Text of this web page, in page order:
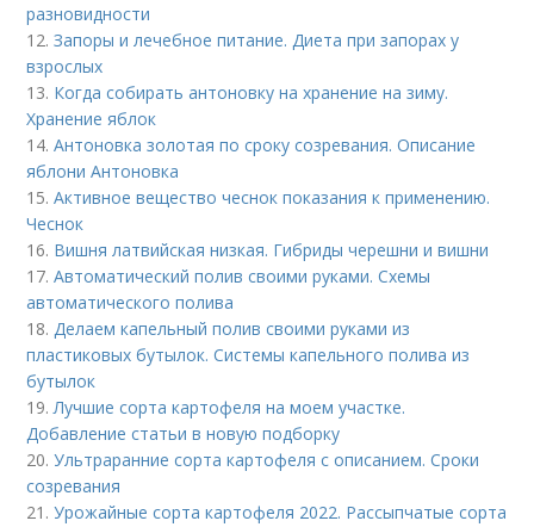
разновидности
12.Запоры и лечебное питание. Диета при запорах у
взрослых
13. Когда собирать антоновку на хранение на зиму.
Хранение яблок
14.Антоновка золотая по сроку созревания. Описание
яблони Антоновка
15.Активное вещество чеснок показания к применению.
Чеснок
16. Вишня латвийская низкая. Гибриды черешни и вишни
17.Автоматический полив своими руками. Схемы
автоматического полива
18.Делаем капельный полив своими руками из
пластиковых бутылок. Системы капельного полива из
бутылок
19.Лучшие сорта картофеля на моем участке.
Добавление статьи в новую подборку
20.Ультраранние сорта картофеля с описанием. Сроки
созревания
21.Урожайные сорта картофеля 2022. Рассыпчатые сорта